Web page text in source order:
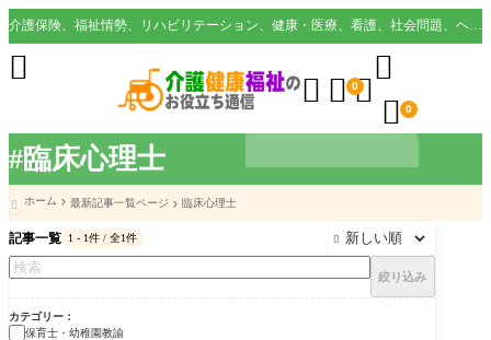
#臨床心理士
介護保険、福祉情勢、リハビリテーション、健康・医療、看護、社会問題、ヘルスケア業界など様々な切り口から役立つ情報を配信。
  0

 0

 ホーム 最新記事一覧ページ 臨床心理士
記事一覧 1 - 1件 / 全1件 
絞り込み
カテゴリー
保育士・幼稚園教諭